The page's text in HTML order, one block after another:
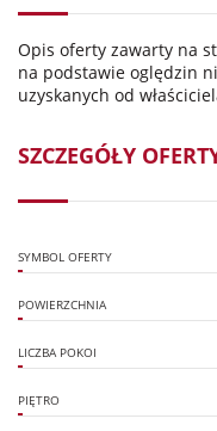
Opis oferty zawarty na
na podstawie oględzin
uzyskanych od
SZCZEGÓŁY
SYMBOL OFERTY
POWIERZCHNIA
LICZBA POKOI
PIĘTRO